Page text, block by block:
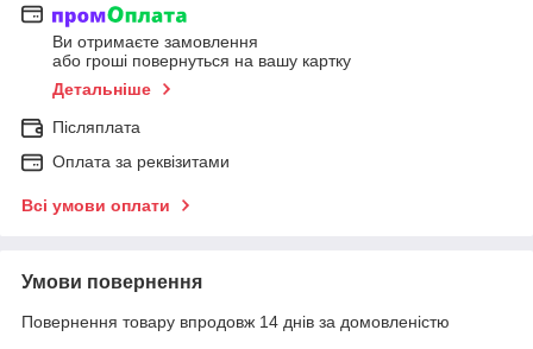
Ви отримаєте замовлення
або гроші повернуться на вашу картку
Детальніше
Післяплата
Оплата за реквізитами
Всі умови оплати
Умови повернення
Повернення товару впродовж 14 днів за домовленістю